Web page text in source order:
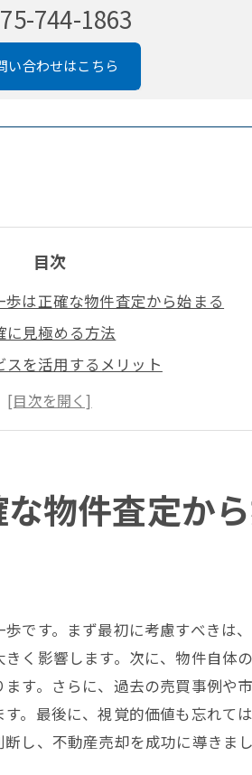
744-1863
い合わせはこちら
目次
は正確な物件査定から始まる
に見極める方法
を活用するメリット
プロの査定の違い
把握する重要性
ールの有効活用法
で不動産売却を加速させる方法
アを活用したプロモーション
ントの企画と実施
データ分析の重要性
却の成否を握る鍵となる理由
物件査定か
です。まず最初に考慮すべきは
く影響します。次に、物件自体
す。さらに、過去の売買事例や
。最後に、視覚的価値も忘れて
し、不動産売却を成功に導きま